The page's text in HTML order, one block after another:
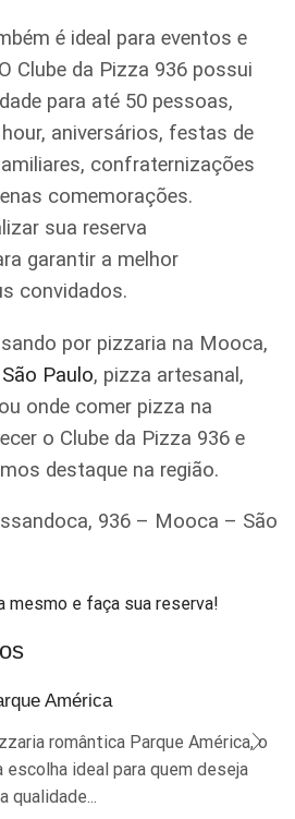
é ideal para eventos e
Clube da Pizza 936 possui
para até 50 pessoas,
aniversários, festas de
confraternizações
comemorações.
sua reserva
garantir a melhor
convidados.
por pizzaria na Mooca,
Paulo, pizza artesanal,
onde comer pizza na
o Clube da Pizza 936 e
destaque na região.
936 – Mooca – São
mesmo e faça sua reserva!
América
romântica Parque América, o
escolha ideal para quem deseja
qualidade...